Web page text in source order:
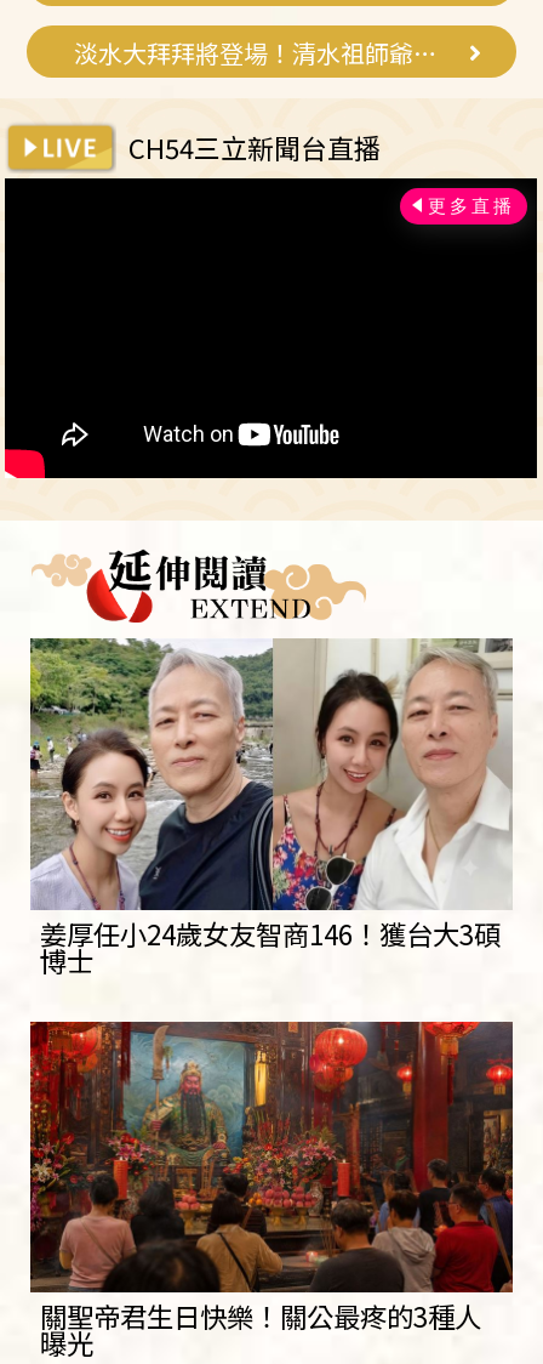
淡水大拜拜將登場！清水祖師爺遶境
CH54三立新聞台直播
姜厚任小24歲女友智商146！獲台大3碩
博士
關聖帝君生日快樂！關公最疼的3種人
曝光